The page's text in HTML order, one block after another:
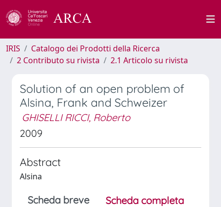
IRIS
Catalogo dei Prodotti della Ricerca
2 Contributo su rivista
2.1 Articolo su rivista
Solution of an open problem of
Alsina, Frank and Schweizer
GHISELLI RICCI, Roberto
2009
Abstract
Alsina
Scheda breve
Scheda completa